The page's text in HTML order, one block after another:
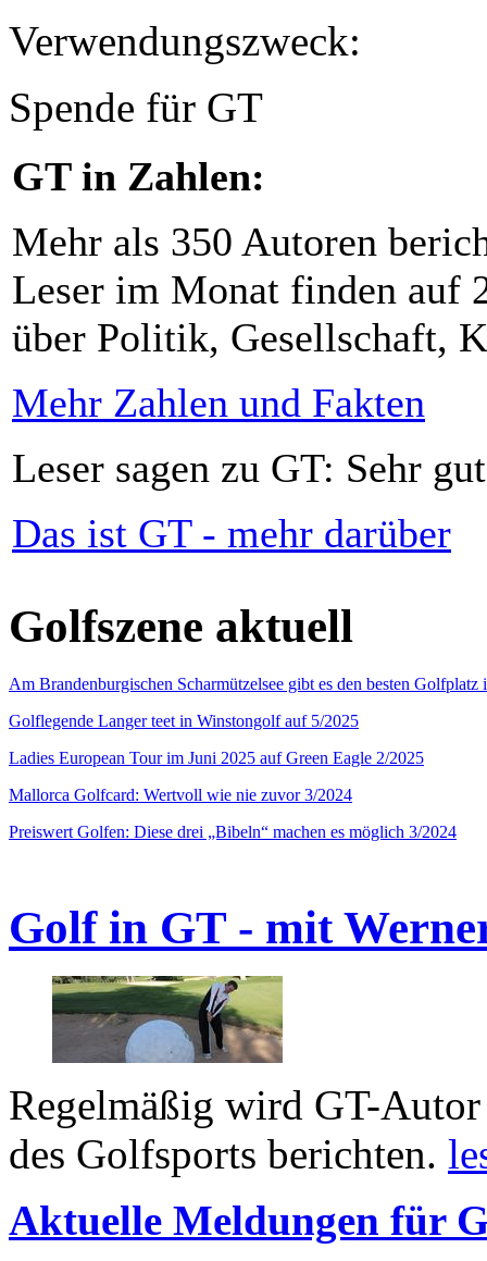
Verwendungszweck:
Spende für GT
GT in Zahlen:
Mehr als 350 Autoren
Leser im Monat finden auf
über Politik, Gesellschaft,
Mehr Zahlen und Fakten
Leser sagen zu GT: Sehr
Das ist GT - mehr darüber
Golfszene aktuell
Am Brandenburgischen Scharmützelsee gibt es den besten
Golflegende Langer teet in Winstongolf auf 5/2025
Ladies European Tour im Juni 2025 auf Green Eagle 2/2025
Mallorca Golfcard: Wertvoll wie nie zuvor 3/2024
Preiswert Golfen: Diese drei „Bibeln“ machen es möglich 3/2024
Golf in GT - mit
Regelmäßig wird GT-
des Golfsports berichten.
Aktuelle Meldungen für